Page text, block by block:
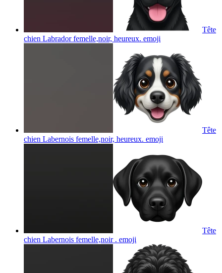
Tête
chien Labrador femelle,noir, heureux. emoji
Tête
chien Labernois femelle,noir, heureux. emoji
Tête
chien Labernois femelle,noir . emoji